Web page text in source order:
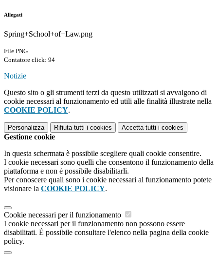
Allegati
Spring+School+of+Law.png
File PNG
Contatore click: 94
Notizie
Questo sito o gli strumenti terzi da questo utilizzati si avvalgono di
cookie necessari al funzionamento ed utili alle finalità illustrate nella
COOKIE POLICY.
Personalizza Rifiuta tutti i cookies Accetta tutti i cookies
Gestione cookie
In questa schermata è possibile scegliere quali cookie consentire.
I cookie necessari sono quelli che consentono il funzionamento della
piattaforma e non è possibile disabilitarli.
Per conoscere quali sono i cookie necessari al funzionamento potete
visionare la COOKIE POLICY.
Cookie necessari per il funzionamento
I cookie necessari per il funzionamento non possono essere
disabilitati. È possibile consultare l'elenco nella pagina della cookie
policy.